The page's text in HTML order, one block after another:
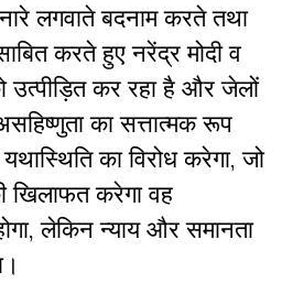
लगवाते बदनाम करते तथा
करते हुएनरेंद्र मोदी व
उत्पीड़ित कर रहा है और जेलों
का सत्तात्मक रूप
का विरोध करेगा, जो
खिलाफत करेगा वह
लेकिन न्याय और समानता